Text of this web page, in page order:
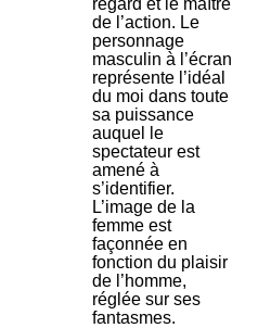
de l’action. Le
personnage
masculin à l’écran
représente l’idéal
du moi dans toute
sa puissance
auquel le
spectateur est
amené à
s’identifier.
L’image de la
femme est
façonnée en
fonction du plaisir
de l’homme,
réglée sur ses
fantasmes.